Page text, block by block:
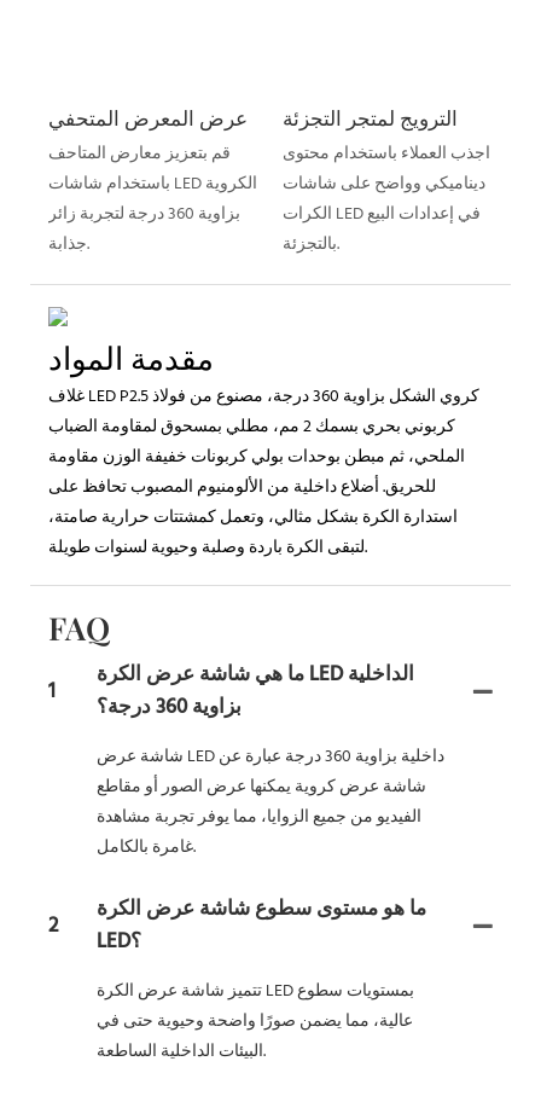
عرض المعرض المتحفي
قم بتعزيز معارض المتاحف
باستخدام شاشات LED الكروية
بزاوية 360 درجة لتجربة زائر
جذابة.
الترويج لمتجر التجزئة
اجذب العملاء باستخدام محتوى
ديناميكي وواضح على شاشات
الكرات LED في إعدادات البيع
بالتجزئة.
مقدمة المواد
غلاف LED P2.5 كروي الشكل بزاوية 360 درجة، مصنوع من فولاذ
كربوني بحري بسمك 2 مم، مطلي بمسحوق لمقاومة الضباب
الملحي، ثم مبطن بوحدات بولي كربونات خفيفة الوزن مقاومة
للحريق. أضلاع داخلية من الألومنيوم المصبوب تحافظ على
استدارة الكرة بشكل مثالي، وتعمل كمشتتات حرارية صامتة،
لتبقى الكرة باردة وصلبة وحيوية لسنوات طويلة.
FAQ
1
ما هي شاشة عرض الكرة LED الداخلية
بزاوية 360 درجة؟
شاشة عرض LED داخلية بزاوية 360 درجة عبارة عن
شاشة عرض كروية يمكنها عرض الصور أو مقاطع
الفيديو من جميع الزوايا، مما يوفر تجربة مشاهدة
غامرة بالكامل.
2
ما هو مستوى سطوع شاشة عرض الكرة
LED؟
تتميز شاشة عرض الكرة LED بمستويات سطوع
عالية، مما يضمن صورًا واضحة وحيوية حتى في
البيئات الداخلية الساطعة.